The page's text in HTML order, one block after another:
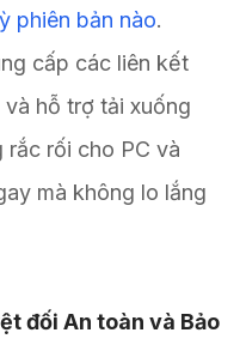
phiên bản nào.
cấp các liên kết
hỗ trợ tải xuống
rắc rối cho PC và
mà không lo lắng
đối An toàn và Bảo